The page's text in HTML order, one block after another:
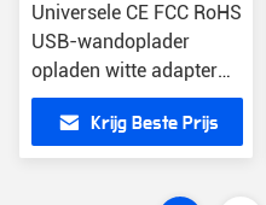
Universele CE FCC RoHS
USB-wandoplader
opladen witte adapter
met
kortsluitbescherming
Krijg Beste Prijs